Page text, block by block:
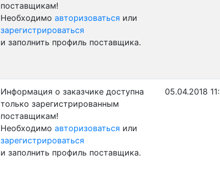
поставщикам!
Необходимо авторизоваться или
зарегистрироваться
и заполнить профиль поставщика.
Информация о заказчике доступна
только зарегистрированным
поставщикам!
Необходимо авторизоваться или
зарегистрироваться
и заполнить профиль поставщика.
05.04.2018